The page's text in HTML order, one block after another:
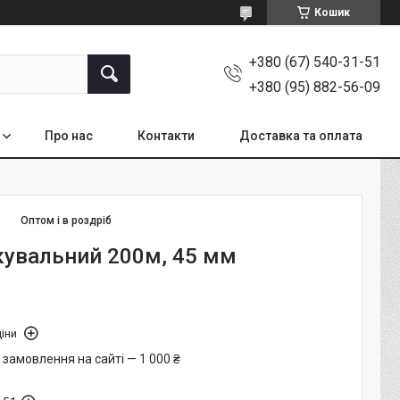
Кошик
+380 (67) 540-31-51
+380 (95) 882-56-09
Про нас Контакти Доставка та оплата
Оптом і в роздріб
200м, 45 мм
на сайті — 1 000 ₴